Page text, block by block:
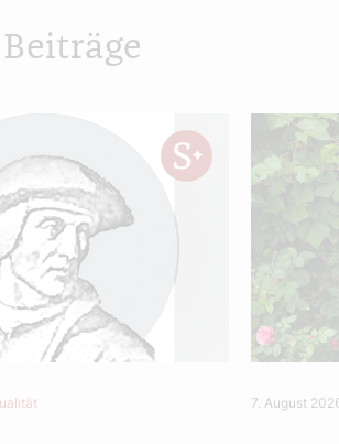
7. August